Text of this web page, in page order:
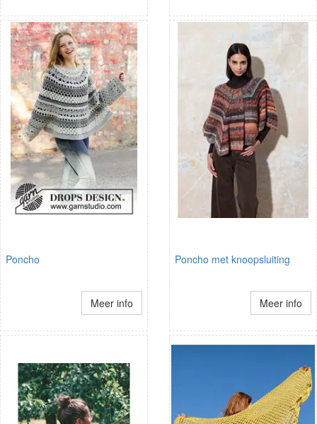
Poncho
Meer info
Poncho met knoopsluiting
Meer info